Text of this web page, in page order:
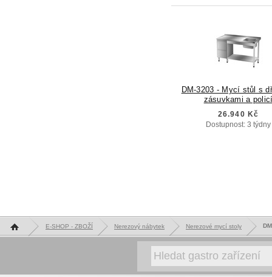
DM-3203 - Mycí stůl s
zásuvkami a
26.940 Kč
Dostupnost: 3 týdny
Hlavní stránka E-SHOP - ZBOŽÍ Nerezový nábytek Nerezové mycí stoly